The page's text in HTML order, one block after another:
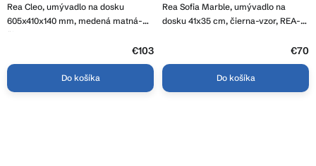
Rea Cleo, umývadlo na dosku
605x410x140 mm, medená matná-
čierna, REA-U6383
€103
Do košíka
Rea Sofia Marble, umývadlo na
dosku 41x35 cm, čierna-vzor, REA-
produktu
je
€70
Do košíka